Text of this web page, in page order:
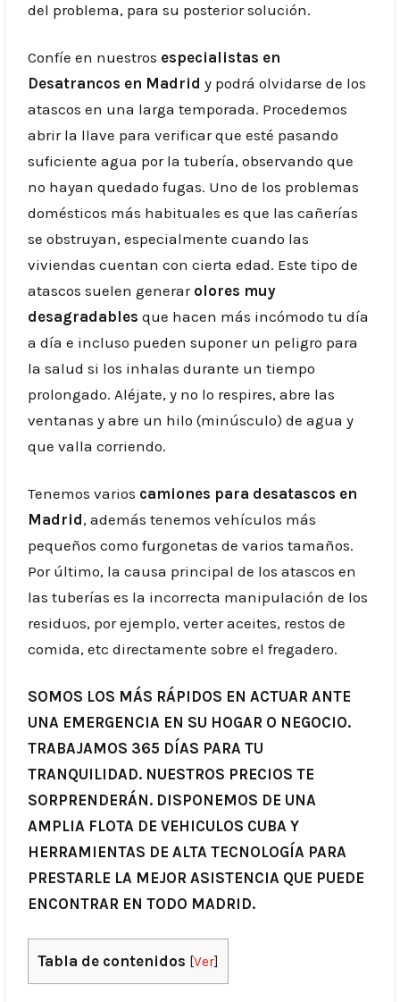
del problema, para su posterior solución.
Confíe en nuestros especialistas en
Desatrancos en Madrid y podrá olvidarse de los
atascos en una larga temporada. Procedemos
abrir la llave para verificar que esté pasando
suficiente agua por la tubería, observando que
no hayan quedado fugas. Uno de los problemas
domésticos más habituales es que las cañerías
se obstruyan, especialmente cuando las
viviendas cuentan con cierta edad. Este tipo de
atascos suelen generar olores muy
desagradables que hacen más incómodo tu día
a día e incluso pueden suponer un peligro para
la salud si los inhalas durante un tiempo
prolongado. Aléjate, y no lo respires, abre las
ventanas y abre un hilo (minúsculo) de agua y
que valla corriendo.
Tenemos varios camiones para desatascos en
Madrid, además tenemos vehículos más
pequeños como furgonetas de varios tamaños.
Por último, la causa principal de los atascos en
las tuberías es la incorrecta manipulación de los
residuos, por ejemplo, verter aceites, restos de
comida, etc directamente sobre el fregadero.
SOMOS LOS MÁS RÁPIDOS EN ACTUAR ANTE
UNA EMERGENCIA EN SU HOGAR O NEGOCIO.
TRABAJAMOS 365 DÍAS PARA TU
TRANQUILIDAD. NUESTROS PRECIOS TE
SORPRENDERÁN. DISPONEMOS DE UNA
AMPLIA FLOTA DE VEHICULOS CUBA Y
HERRAMIENTAS DE ALTA TECNOLOGÍA PARA
PRESTARLE LA MEJOR ASISTENCIA QUE PUEDE
ENCONTRAR EN TODO MADRID.
Tabla de contenidos [Ver]